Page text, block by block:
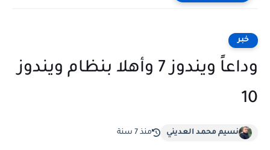
خبر
وداعاً ويندوز 7 وأهلا بنظام ويندوز
10
نسيم محمد العديني منذ 7 سنة